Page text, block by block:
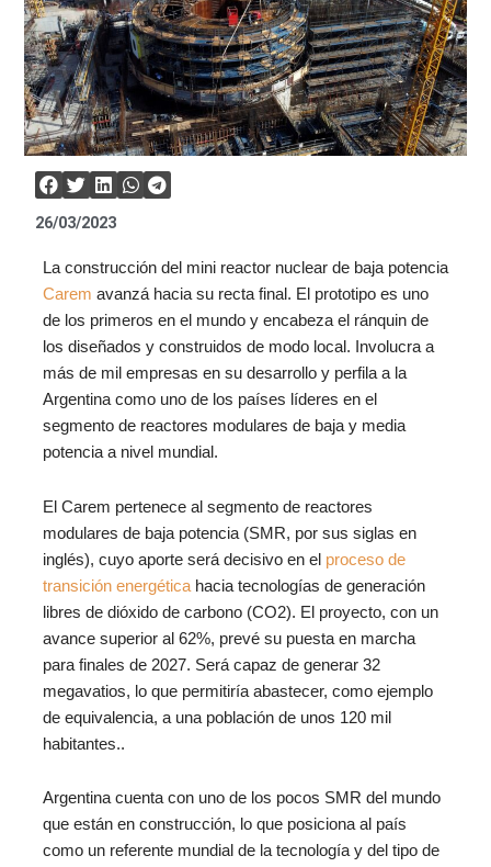
26/03/2023
La construcción del mini reactor nuclear de baja potencia
Carem avanzá hacia su recta final. El prototipo es uno
de los primeros en el mundo y encabeza el ránquin de
los diseñados y construidos de modo local. Involucra a
más de mil empresas en su desarrollo y perfila a la
Argentina como uno de los países líderes en el
segmento de reactores modulares de baja y media
potencia a nivel mundial.
El Carem pertenece al segmento de reactores
modulares de baja potencia (SMR, por sus siglas en
inglés), cuyo aporte será decisivo en el proceso de
transición energéticahacia tecnologías de generación
libres de dióxido de carbono (CO2). El proyecto, con un
avance superior al 62%, prevé su puesta en marcha
para finales de 2027. Será capaz de generar 32
megavatios, lo que permitiría abastecer, como ejemplo
de equivalencia, a una población de unos 120 mil
habitantes..
Argentina cuenta con uno de los pocos SMR del mundo
que están en construcción, lo que posiciona al país
como un referente mundial de la tecnología y del tipo de